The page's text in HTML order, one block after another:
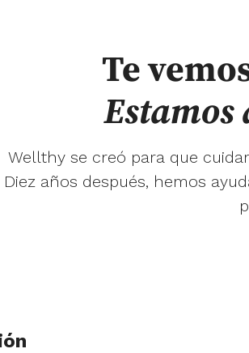
Te
Wellthy se creó para que
Diez años después, hemos